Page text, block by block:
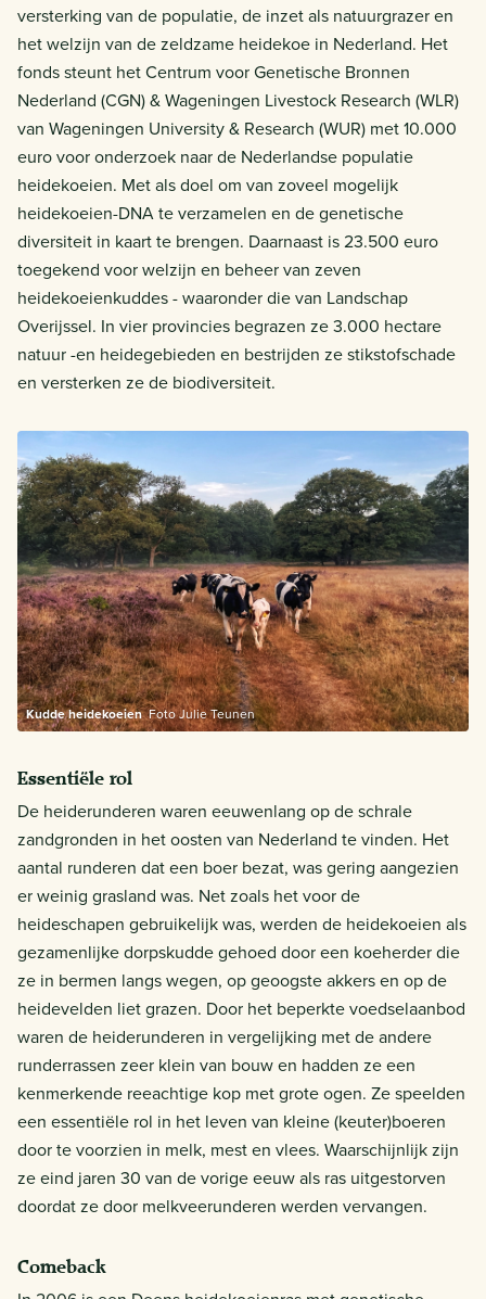
versterking van de populatie, de inzet als natuurgrazer en
het welzijn van de zeldzame heidekoe in Nederland. Het
fonds steunt het Centrum voor Genetische Bronnen
Nederland (CGN) & Wageningen Livestock Research (WLR)
van Wageningen University & Research (WUR) met 10.000
euro voor onderzoek naar de Nederlandse populatie
heidekoeien. Met als doel om van zoveel mogelijk
heidekoeien-DNA te verzamelen en de genetische
diversiteit in kaart te brengen. Daarnaast is 23.500 euro
toegekend voor welzijn en beheer van zeven
heidekoeienkuddes - waaronder die van Landschap
Overijssel. In vier provincies begrazen ze 3.000 hectare
natuur -en heidegebieden en bestrijden ze stikstofschade
en versterken ze de biodiversiteit.
Kudde heidekoeienFoto Julie Teunen
Essentiële rol
De heiderunderen waren eeuwenlang op de schrale
zandgronden in het oosten van Nederland te vinden. Het
aantal runderen dat een boer bezat, was gering aangezien
er weinig grasland was. Net zoals het voor de
heideschapen gebruikelijk was, werden de heidekoeien als
gezamenlijke dorpskudde gehoed door een koeherder die
ze in bermen langs wegen, op geoogste akkers en op de
heidevelden liet grazen. Door het beperkte voedselaanbod
waren de heiderunderen in vergelijking met de andere
runderrassen zeer klein van bouw en hadden ze een
kenmerkende reeachtige kop met grote ogen. Ze speelden
een essentiële rol in het leven van kleine (keuter)boeren
door te voorzien in melk, mest en vlees. Waarschijnlijk zijn
ze eind jaren 30 van de vorige eeuw als ras uitgestorven
doordat ze door melkveerunderen werden vervangen.
Comeback